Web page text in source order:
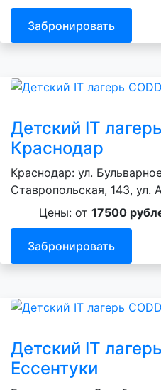
Забронировать
Детский IT
Краснодар
Краснодар: ул.
Ставропольская, 143, ул.
Цены: от 17500
Забронировать
Детский IT
Ессентуки